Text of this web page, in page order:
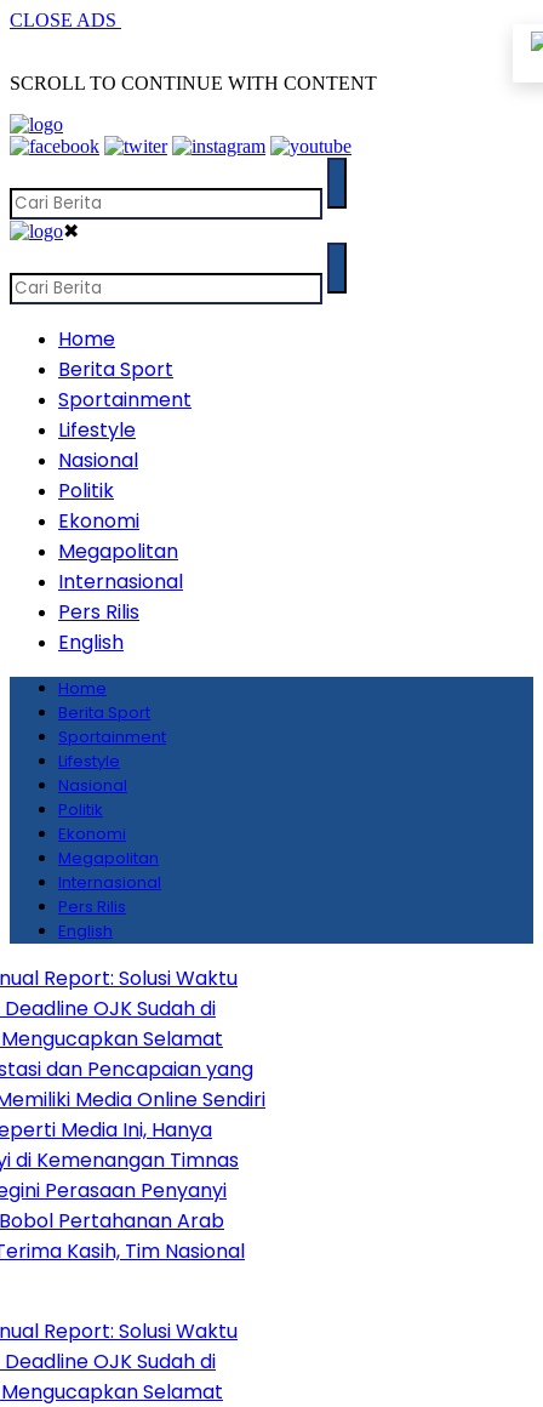
CLOSE ADS
SCROLL TO CONTINUE WITH CONTENT
✖
Home
Berita Sport
Sportainment
Lifestyle
Nasional
Politik
Ekonomi
Megapolitan
Internasional
Pers Rilis
English
Home
Berita Sport
Sportainment
Lifestyle
Nasional
Politik
Ekonomi
Megapolitan
Internasional
Pers Rilis
English
Solusi Waktu
Sudah di
Selamat
Pencapaian yang
Online Sendiri
Ini, Hanya
Timnas
Penyanyi
Arab
Tim Nasional
Solusi Waktu
Sudah di
Selamat